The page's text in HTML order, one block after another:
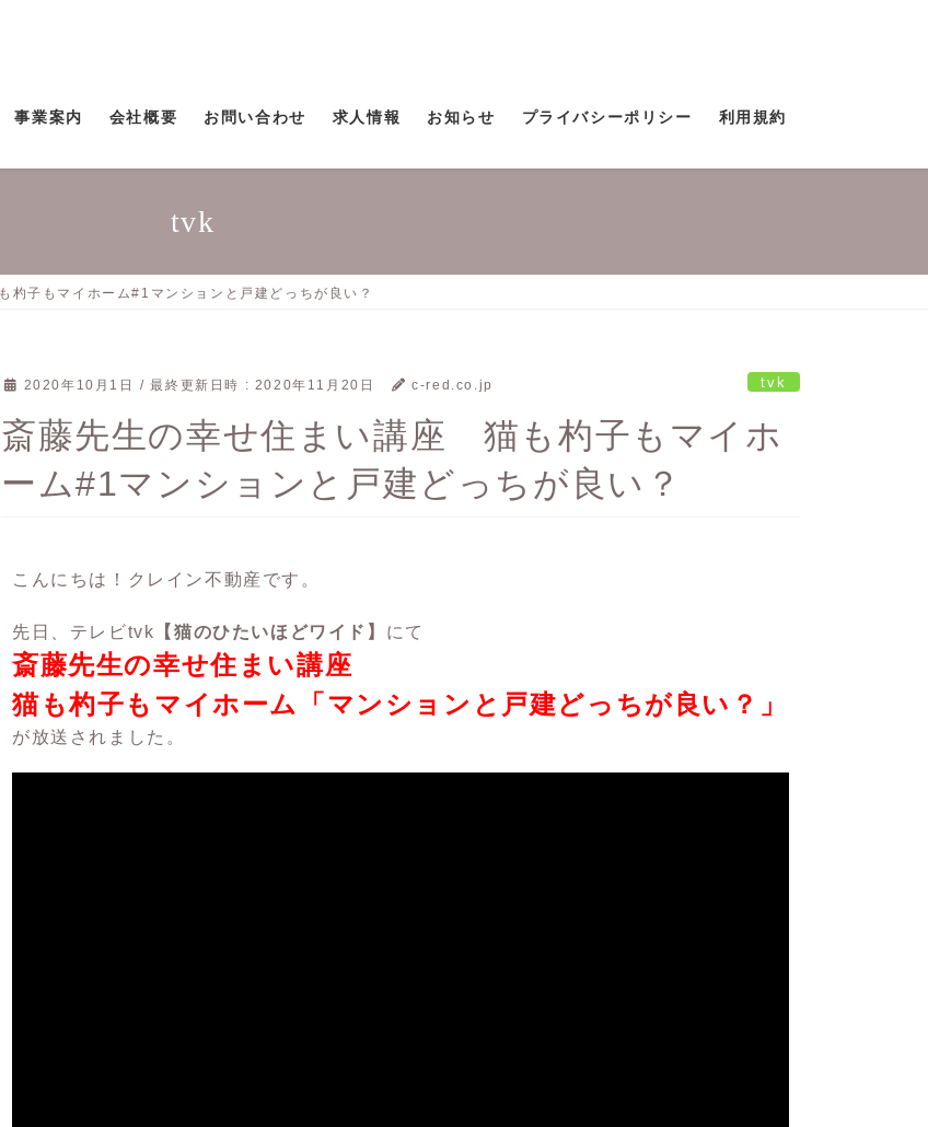
事業案内 会社概要 お問い合わせ 求人情報 お知らせ プライバシーポリシー 利用規約
tvk
子もマイホーム#1マンションと戸建どっちが良い？
2020年10月1日 / 最終更新日時 : 2020年11月20日 c-red.co.jp tvk
斎藤先生の幸せ住まい講座 猫も杓子もマイホ
ーム#1マンションと戸建どっちが良い？
こんにちは！クレイン不動産です。
先日、テレビtvk 【猫のひたいほどワイド】 にて
斎藤先生の幸せ住まい講座
猫も杓子もマイホーム「マンションと戸建どっちが良い？」
が放送されました。